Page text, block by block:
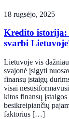
18 rugsėjo, 2025
Kredito
svarbi
Lietuvoje vis
svajonė įsigyti
finansų įstaigų
visai
kitos finansų
besikreipiančių
faktorius […]